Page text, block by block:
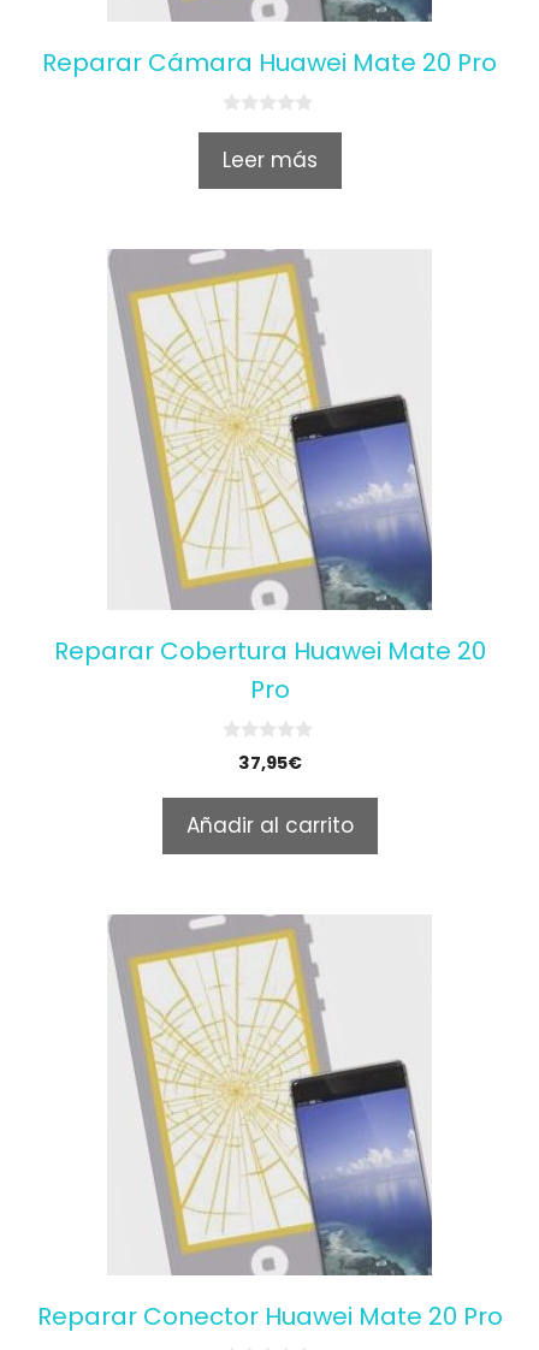
Reparar Cámara Huawei Mate 20 Pro
u
Leer más
Reparar Cobertura Huawei Mate 20
Pro
o
f
5
37,95€
Añadir al carrito
Reparar Conector Huawei Mate 20 Pro